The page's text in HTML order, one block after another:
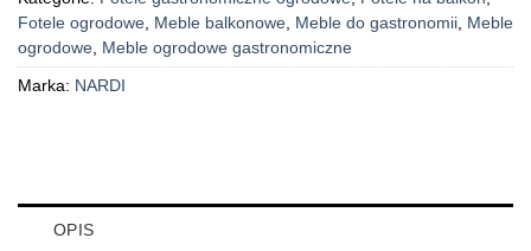
Fotele ogrodowe, Meble balkonowe, Meble do gastronomii, Meble
ogrodowe, Meble ogrodowe gastronomiczne
Marka: NARDI
OPIS